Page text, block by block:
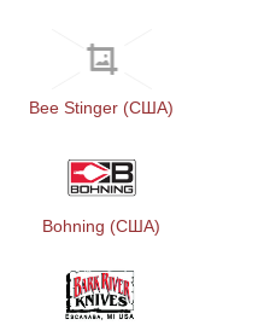
Bee Stinger (США)
Bohning (США)